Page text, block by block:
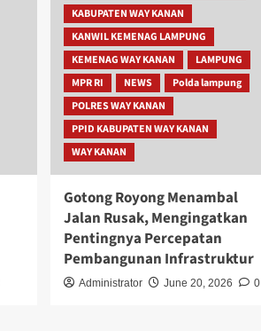
KABUPATEN WAY KANAN
KANWIL KEMENAG LAMPUNG
KEMENAG WAY KANAN
LAMPUNG
MPR RI
NEWS
Polda lampung
POLRES WAY KANAN
PPID KABUPATEN WAY KANAN
WAY KANAN
Gotong Royong Menambal
Jalan Rusak, Mengingatkan
Pentingnya Percepatan
Pembangunan Infrastruktur
Administrator June 20, 2026 0